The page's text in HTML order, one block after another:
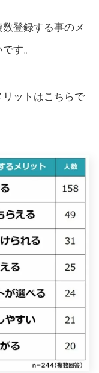
登録する事のメ
す。
ットはこちらで